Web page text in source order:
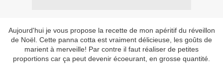
Aujourd'hui je vous propose la recette de mon apéritif du réveillon
de Noël. Cette panna cotta est vraiment délicieuse, les goûts de
marient à merveille! Par contre il faut réaliser de petites
proportions car ça peut devenir écoeurant, en grosse quantité.